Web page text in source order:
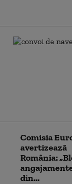
Comisia
avertizează
România:
din...